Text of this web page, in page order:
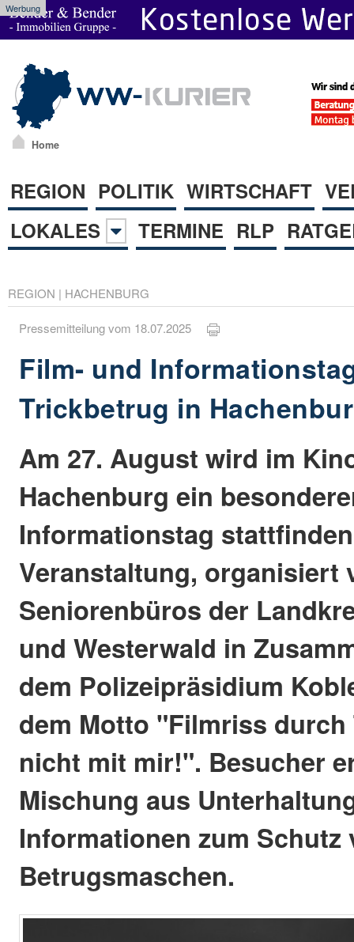
Werbung
Home
REGION POLITIK WIRTSCHAFT
LOKALES
TERMINE RLP
REGION | HACHENBURG
Pressemitteilung vom 18.07.2025
Film- und
Trickbetrug in
Am 27. August wird im
Hachenburg ein
Informationstag
Veranstaltung, organisiert
Seniorenbüros der
und Westerwald in
dem Polizeipräsidium
dem Motto "Filmriss
nicht mit mir!". Besucher
Mischung aus
Informationen zum Schutz
Betrugsmaschen.